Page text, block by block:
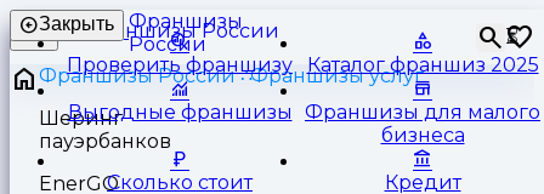
Франшизы
России
⏳
Закрыть
Проверить франшизу Каталог франшиз 2025
Выгодные франшизы
Франшизы для малого
бизнеса
Сколько стоит
Кредит
Франшизы России
Франшизы услуг
Шеринг
пауэрбанков
EnerGO